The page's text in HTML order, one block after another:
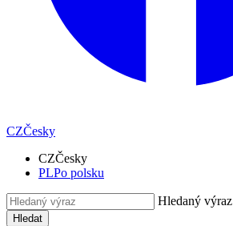
CZČesky
CZČesky
PLPo polsku
Hledaný výraz
Hledat